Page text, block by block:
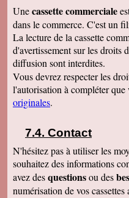
Unecassette commerciale
dans le commerce. C'est un
La lecture de la cassette
d'avertissement sur les droits
diffusion sont interdites.
Vous devrez respecter les
l'autorisation à compléter que
originales.
Contact
N'hésitez pas à utiliser les
souhaitez des informations
avez desquestionsou des
numérisation de vos